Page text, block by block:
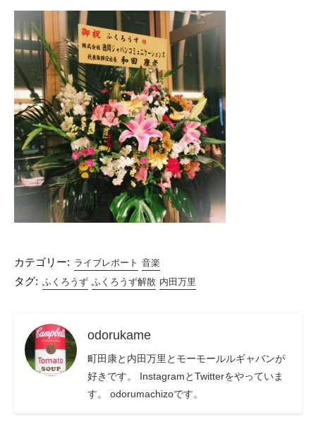
カテゴリー: ライブレポート 音楽
タグ: ふくろうず ふくろうず解散 内田万里
odorukame
町田康と内田万里とモーモールルギャバンが
好きです。 InstagramとTwitterをやっていま
す。 odorumachizoです。